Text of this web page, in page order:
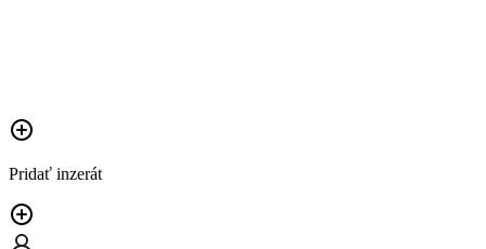
Pridať inzerát